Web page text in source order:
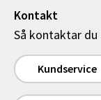
Kontakt
Så kontaktar du
Kundservice